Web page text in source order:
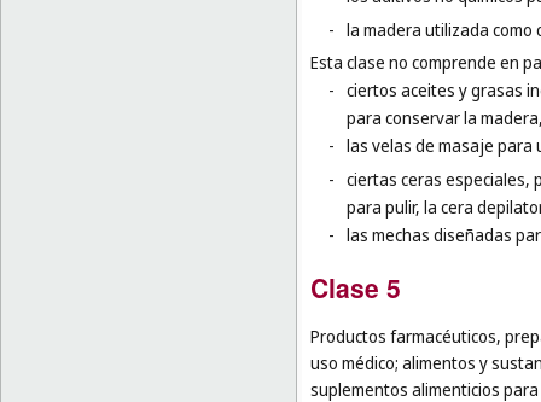
- la madera utilizada como
Esta clase no comprende en
- ciertos aceites y grasas
para conservar la
- las velas de masaje para
- ciertas ceras especiales,
para pulir, la cera
- las mechas diseñadas
Clase 5
Productos farmacéuticos,
uso médico; alimentos y
suplementos alimenticios